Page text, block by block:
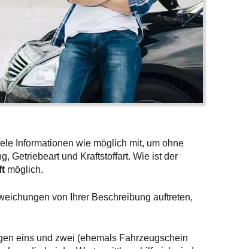
Informationen wie möglich mit, um ohne
Getriebeart und Kraftstoffart. Wie ist der
möglich.
von Ihrer Beschreibung auftreten,
eins und zwei (ehemals Fahrzeugschein